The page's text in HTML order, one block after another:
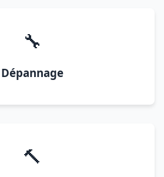
🔧
Dépannage
🔨